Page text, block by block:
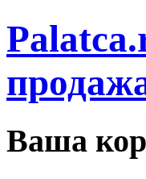
Ваша